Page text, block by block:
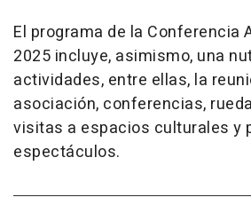
El programa de la Conferencia
2025 incluye, asimismo, una
actividades, entre ellas, la
asociación, conferencias,
visitas a espacios culturales y
espectáculos.